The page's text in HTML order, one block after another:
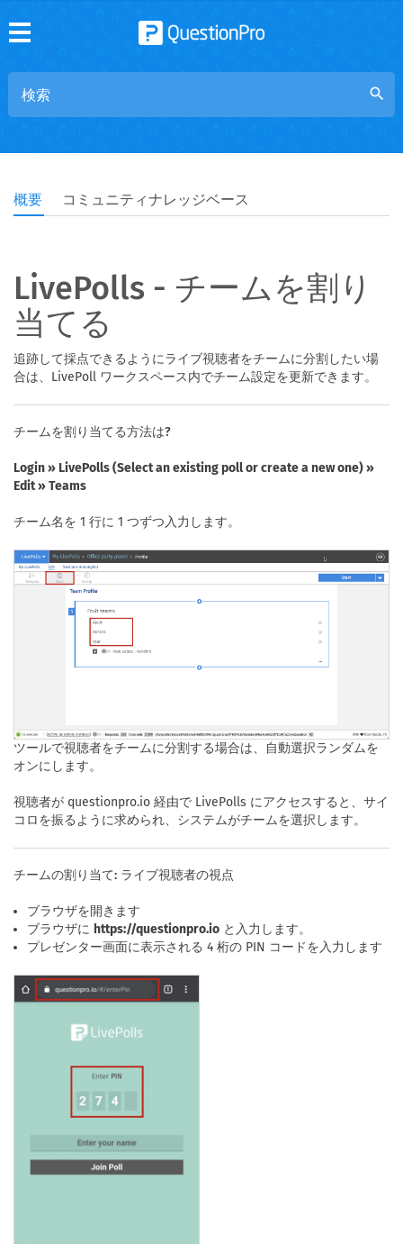
search
概要 コミュニティナレッジベース
LivePolls - チームを割り
当てる
追跡して採点できるようにライブ視聴者をチームに分割したい場
合は、LivePoll ワークスペース内でチーム設定を更新できます。
チームを割り当てる方法は?
Login » LivePolls (Select an existing poll or create a new one) »
Edit » Teams
チーム名を 1 行に 1 つずつ入力します。
ツールで視聴者をチームに分割する場合は、自動選択ランダムを
オンにします。
視聴者が questionpro.io 経由で LivePolls にアクセスすると、サイ
コロを振るように求められ、システムがチームを選択します。
チームの割り当て: ライブ視聴者の視点
ブラウザを開きます
ブラウザに https://questionpro.io と入力します。
プレゼンター画面に表示される 4 桁の PIN コードを入力します